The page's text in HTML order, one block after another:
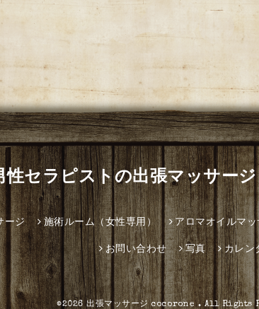
性セラピストの出張マッサー
ージ 施術ルーム（女性専用） アロマオイルマッ
お問い合わせ 写真 カレン
©2026出張マッサージ cocorone. All Rights